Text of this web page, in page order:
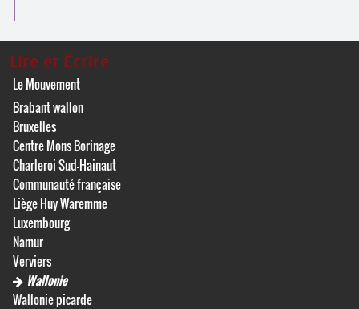
Lire et Écrire
Le Mouvement
Brabant wallon
Bruxelles
Centre Mons Borinage
Charleroi Sud-Hainaut
Communauté française
Liège Huy Waremme
Luxembourg
Namur
Verviers
Wallonie
Wallonie picarde